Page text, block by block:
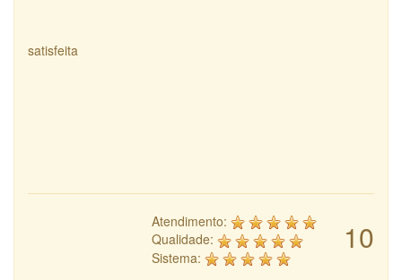
satisfeita
10
Atendimento:
Qualidade:
Sistema: